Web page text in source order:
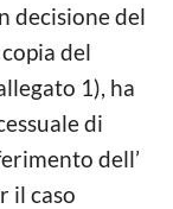
decisione del
del
1), ha
di
dell’
il caso